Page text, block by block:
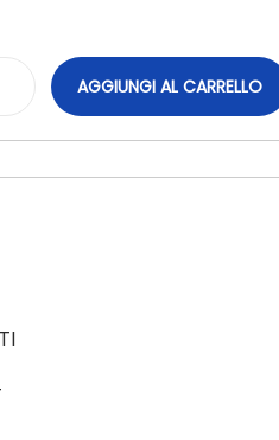
AGGIUNGI AL CARRELLO